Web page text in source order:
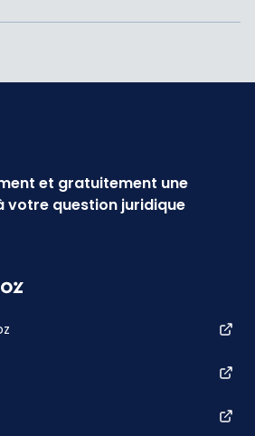
et gratuitement une
votre question juridique